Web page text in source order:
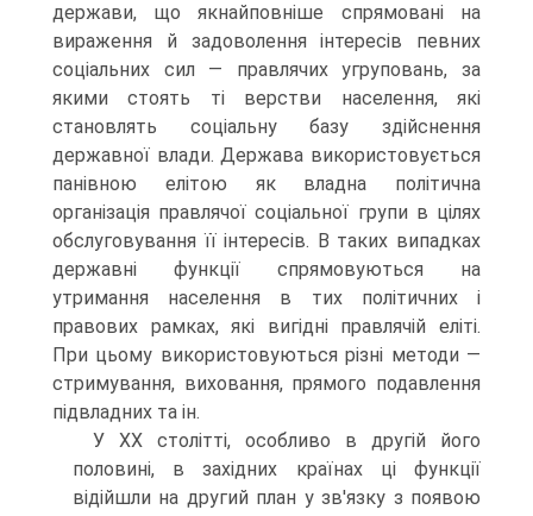
держави, що якнайповніше спрямовані на
вираження й задоволення інтересів певних
соціальних сил — правлячих угруповань, за
якими стоять ті верстви населення, які
становлять соціальну базу здійснення
державної влади. Держава використовується
панівною елітою як владна політична
організація правлячої соціальної групи в цілях
обслуговування її інтересів. В таких випадках
державні функції спрямовуються на
утримання населення в тих політичних і
правових рамках, які вигідні правлячій еліті.
При цьому використовуються різні методи —
стримування, виховання, прямого подавлення
підвладних та ін.
У XX столітті, особливо в другій його
половині, в західних країнах ці функції
відійшли на другий план у зв'язку з появою